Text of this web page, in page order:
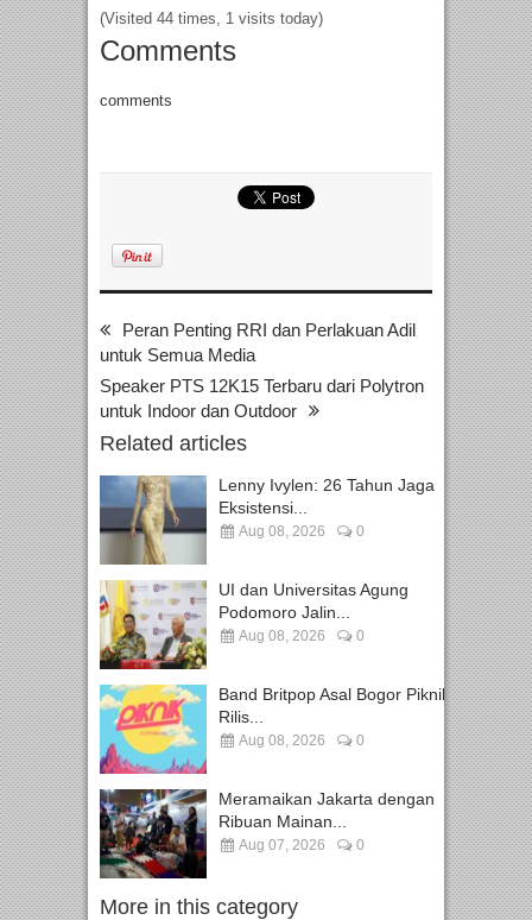
(Visited 44 times, 1 visits today)
Comments
comments
Peran Penting RRI dan Perlakuan Adil
untuk Semua Media
Speaker PTS 12K15 Terbaru dari Polytron
untuk Indoor dan Outdoor
Related articles
Lenny Ivylen: 26 Tahun Jaga
Eksistensi...
Aug 08, 2026 0
UI dan Universitas Agung
Podomoro Jalin...
Aug 08, 2026 0
Band Britpop Asal Bogor Piknik
Rilis...
Aug 08, 2026 0
Meramaikan Jakarta dengan
Ribuan Mainan...
Aug 07, 2026 0
More in this category